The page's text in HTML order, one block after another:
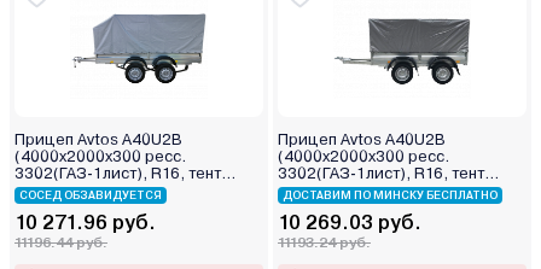
Прицеп Avtos A40U2B
(4000х2000х300 ресс.
3302(ГАЗ-1лист), R16, тент
1200мм Аэро 2ос)
СОСЕД ОБЗАВИДУЕТСЯ
10 271.96 руб.
11196.44 руб.
Прицеп Avtos A40U2B
(4000х2000х300 ресс.
3302(ГАЗ-1лист), R16, тент
1200мм 2ос)
ДОСТАВИМ ПО МИНСКУ БЕСПЛАТНО
10 269.03 руб.
11193.24 руб.